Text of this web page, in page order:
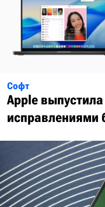
Софт
Apple
исправлениями